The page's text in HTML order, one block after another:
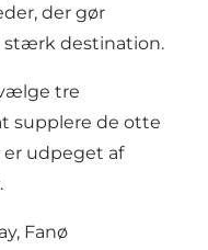
der gør
stærk destination.
tre
supplere de otte
udpeget af
Fanø